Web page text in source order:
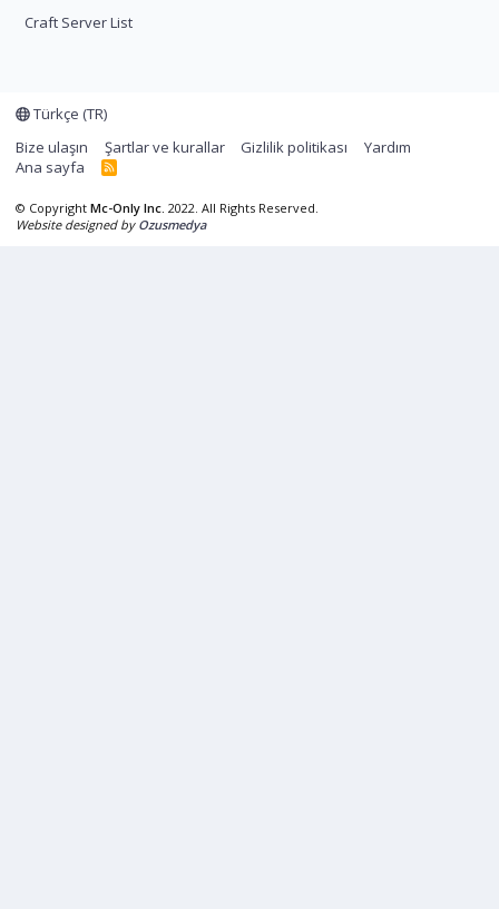
Craft Server List
Türkçe (TR)
Bize ulaşın
Şartlar ve kurallar Gizlilik politikası
Yardım
Ana sayfa
R
© Copyright Mc-Only Inc. 2022. All Rights Reserved.
Website designed by Ozusmedya